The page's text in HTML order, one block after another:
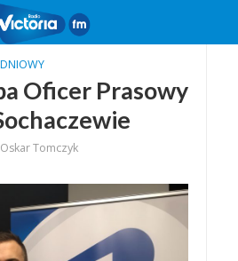
Oficer Prasowy
Oskar Tomczyk